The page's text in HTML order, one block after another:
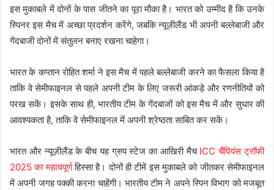
इस मुकाबले में दोनों के पास जीतने का पूरा मौका है। भारत को उम्मीद है कि उनके
स्पिनर इस मैच में अच्छा प्रदर्शन करेंगे, जबकि न्यूज़ीलैंड भी अपनी बल्लेबाजी और
गेंदबाजी दोनों में संतुलन बनाए रखना चाहेगा।
भारत के कप्तान रोहित शर्मा ने इस मैच में पहले बल्लेबाजी करने का फैसला किया है
ताकि वे सेमीफाइनल से पहले अपनी टीम के लिए जरूरी आंकड़े और रणनीतियों को
परख सकें। इसके साथ ही, भारतीय टीम के गेंदबाजों को इस मैच में और सुधार की
आवश्यकता है, ताकि वे सेमीफाइनल में अपनी श्रेष्ठता साबित कर सकें।
भारत और न्यूज़ीलैंड के बीच यह ग्रुप स्टेज का आखिरी मैचICC चैंपियंस ट्रॉफी
2025 का महत्वपूर्णहिस्सा है। दोनों ही टीमें इस मुकाबले को जीतकर सेमीफाइनल
में अपनी जगह पक्की करना चाहेंगी। भारतीय टीम ने अपने स्पिन विभाग को मजबूत